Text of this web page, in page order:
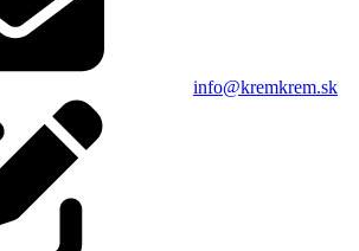
info@kremkrem.sk